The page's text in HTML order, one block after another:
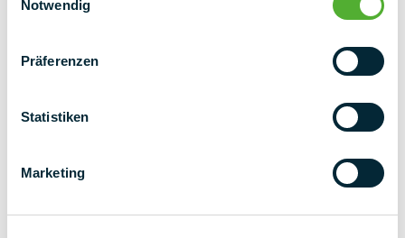
Notwendig
Präferenzen
Statistiken
Marketing
Pince universelle pour modules et
Ballastage